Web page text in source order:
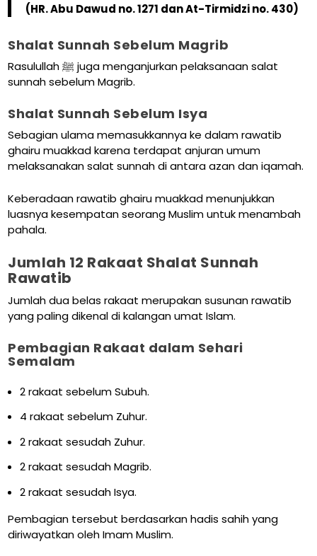
(HR. Abu Dawud no. 1271 dan At-Tirmidzi no. 430)
Shalat Sunnah Sebelum Magrib
Rasulullah ﷺ juga menganjurkan pelaksanaan salat
sunnah sebelum Magrib.
Shalat Sunnah Sebelum Isya
Sebagian ulama memasukkannya ke dalam rawatib
ghairu muakkad karena terdapat anjuran umum
melaksanakan salat sunnah di antara azan dan iqamah.
Keberadaan rawatib ghairu muakkad menunjukkan
luasnya kesempatan seorang Muslim untuk menambah
pahala.
Jumlah 12 Rakaat Shalat Sunnah
Rawatib
Jumlah dua belas rakaat merupakan susunan rawatib
yang paling dikenal di kalangan umat Islam.
Pembagian Rakaat dalam Sehari
Semalam
2 rakaat sebelum Subuh.
4 rakaat sebelum Zuhur.
2 rakaat sesudah Zuhur.
2 rakaat sesudah Magrib.
2 rakaat sesudah Isya.
Pembagian tersebut berdasarkan hadis sahih yang
diriwayatkan oleh Imam Muslim.